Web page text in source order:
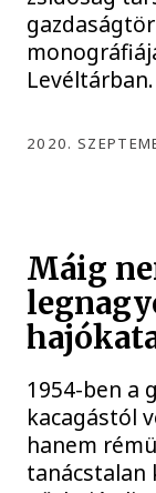
Levéltárban.
2020.
Máig
1954-ben a
kacagástól
hanem
tanácstalan